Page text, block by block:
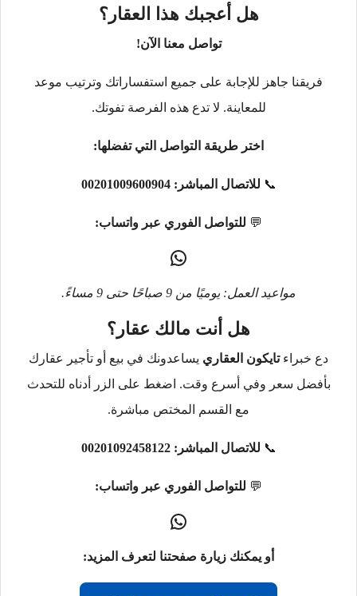
هل أعجبك هذا العقار؟
تواصل معنا الآن!
فريقنا جاهز للإجابة على جميع استفساراتك وترتيب موعد
للمعاينة. لا تدع هذه الفرصة تفوتك.
اختر طريقة التواصل التي تفضلها:
📞 للاتصال المباشر: 00201009600904
💬 للتواصل الفوري عبر واتساب:
مواعيد العمل: يوميًا من 9 صباحًا حتى 9 مساءً.
هل أنت مالك عقار؟
دع خبراءتايكون العقاري يساعدونك في بيع أو تأجير عقارك
بأفضل سعر وفي أسرع وقت. اضغط على الزر أدناه للتحدث
مع القسم المختص مباشرة.
📞 للاتصال المباشر: 00201092458122
💬 للتواصل الفوري عبر واتساب:
أو يمكنك زيارة صفحتنا لتعرف المزيد: